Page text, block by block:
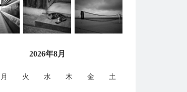
2026年8月
月 火 水 木 金 土